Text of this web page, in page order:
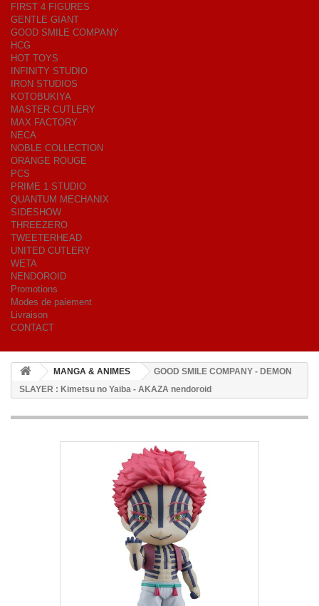
FIRST 4 FIGURES
GENTLE GIANT
GOOD SMILE COMPANY
HCG
HOT TOYS
INFINITY STUDIO
IRON STUDIOS
KOTOBUKIYA
MASTER CUTLERY
MAX FACTORY
NECA
NOBLE COLLECTION
ORANGE ROUGE
PCS
PRIME 1 STUDIO
QUANTUM MECHANIX
SIDESHOW
THREEZERO
TWEETERHEAD
UNITED CUTLERY
WETA
NENDOROID
Promotions
Modes de paiement
Livraison
CONTACT
MANGA & ANIMES
GOOD SMILE COMPANY - DEMON
SLAYER : Kimetsu no Yaiba - AKAZA nendoroid